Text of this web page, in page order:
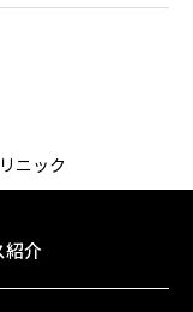
ニック
紹介